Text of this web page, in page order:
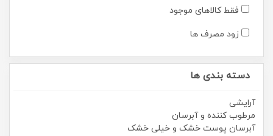
فقط کالاهای موجود
زود مصرف ها
دسته بندی ها
آرایشی
مرطوب کننده و آبرسان
آبرسان پوست خشک و خیلی خشک